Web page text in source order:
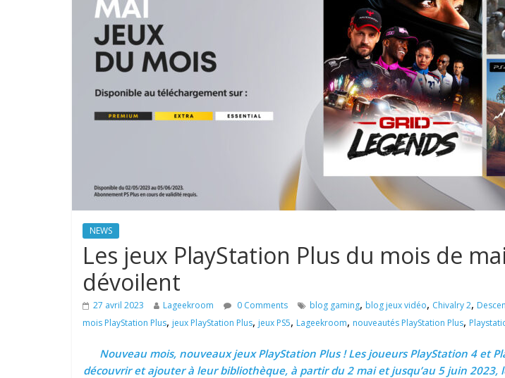
NEWS
Les jeux PlayStation Plus du mois de
dévoilent
27 avril 2023 Lageekroom 0 Comments blog gaming, blog jeux vidéo, Chivalry 2,
mois PlayStation Plus, jeux PlayStation Plus, jeux PS5, Lageekroom, nouveautés PlayStation Plus,
Nouveau mois, nouveaux jeux PlayStation Plus ! Les joueurs PlayStation 4 et
découvrir et ajouter à leur bibliothèque, à partir du 2 mai et jusqu’au 5 juin 2023,